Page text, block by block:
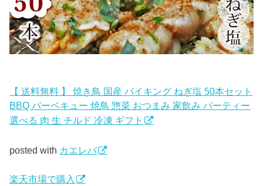
【 送料無料 】 焼き鳥 国産 バイキング ねぎ塩 50本セット
BBQ バーベキュー 焼鳥 惣菜 おつまみ 家飲み パーティー
選べる 肉 生 チルド 冷凍 ギフト
posted with カエレバ
楽天市場で購入